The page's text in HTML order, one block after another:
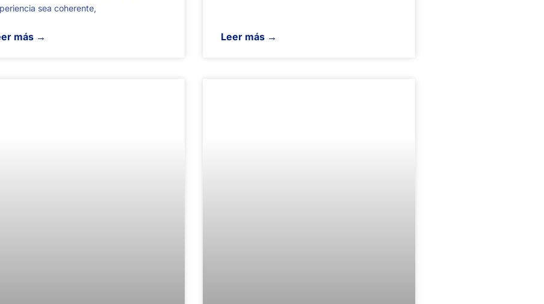
sea coherente,
más → Leer más →